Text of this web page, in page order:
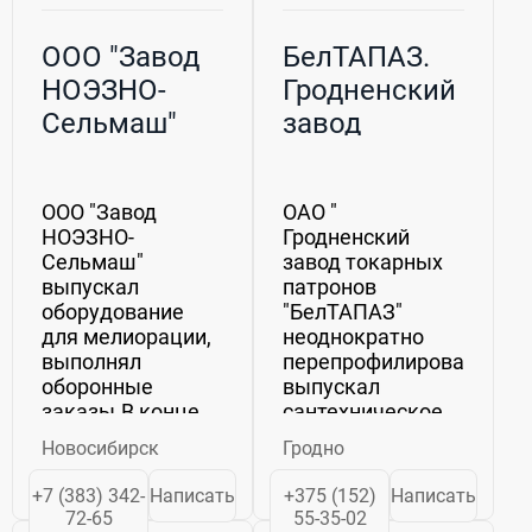
ООО "Завод
НОЭЗНО-
Сельмаш"
ООО "Завод
НОЭЗНО-
Сельмаш"
выпускал
оборудование
для мелиорации,
выполнял
оборонные
заказы.В конце
90-х годов взято
направление по
созданию
оборудования
Новосибирск
+7 (383) 342-
72-65
Написать
БелТАПАЗ.
Гродненский
завод
ОАО
ОАО "
Гродненский
завод токарных
патронов
"БелТАПАЗ"
неоднократно
перепрофилировался,
выпускал
сантехническое
оборудование,
светотехнические
оснастку,
Гродно
+375 (152)
55-35-02
Написать